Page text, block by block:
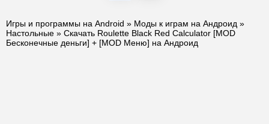
Игры и программы на Android » Моды к играм на Андроид »
Настольные » Скачать Roulette Black Red Calculator [MOD
Бесконечные деньги] + [MOD Меню] на Андроид